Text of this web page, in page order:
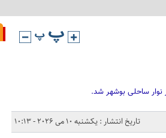
نوار ساحلی بوشهر شد.
تاریخ انتشار : یکشنبه 10 می 2026 - 10:13